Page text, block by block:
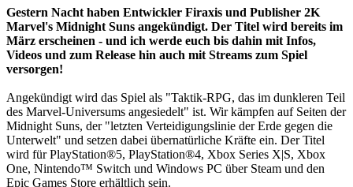
Gestern Nacht haben Entwickler Firaxis und Publisher 2K
Marvel's Midnight Suns angekündigt. Der Titel wird bereits im
März erscheinen - und ich werde euch bis dahin mit Infos,
Videos und zum Release hin auch mit Streams zum Spiel
versorgen!
Angekündigt wird das Spiel als "Taktik-RPG, das im dunkleren Teil
des Marvel-Universums angesiedelt" ist. Wir kämpfen auf Seiten der
Midnight Suns, der "letzten Verteidigungslinie der Erde gegen die
Unterwelt" und setzen dabei übernatürliche Kräfte ein. Der Titel
wird für PlayStation®5, PlayStation®4, Xbox Series X|S, Xbox
One, Nintendo™ Switch und Windows PC über Steam und den
Epic Games Store erhältlich sein.